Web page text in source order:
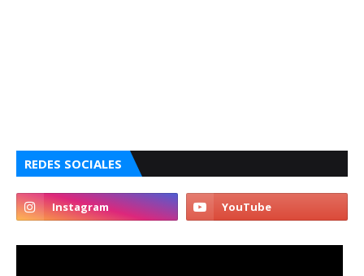
REDES SOCIALES